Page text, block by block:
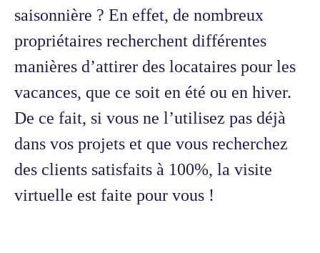
saisonnière ? En effet, de nombreux
propriétaires recherchent différentes
manières d’attirer des locataires pour les
vacances, que ce soit en été ou en hiver.
De ce fait, si vous ne l’utilisez pas déjà
dans vos projets et que vous recherchez
des clients satisfaits à 100%, la visite
virtuelle est faite pour vous !